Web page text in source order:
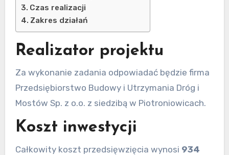
Czas realizacji
Zakres działań
Realizator projektu
Za wykonanie zadania odpowiadać będzie firma
Przedsiębiorstwo Budowy i Utrzymania Dróg i
Mostów Sp. z o.o. z siedzibą w Piotroniowicach.
Koszt inwestycji
Całkowity koszt przedsięwzięcia wynosi 934